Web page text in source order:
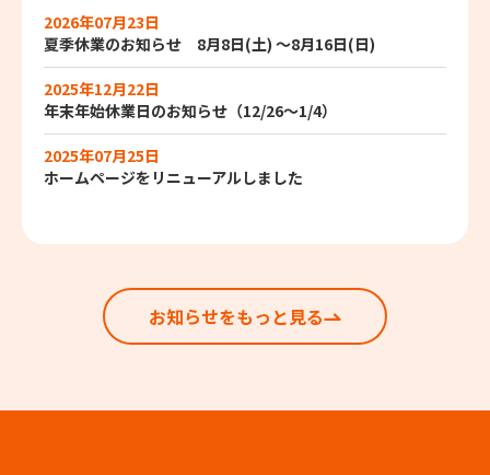
2026年07月23日
夏季休業のお知らせ 8月8日(土) ～8月16日(日)
2025年12月22日
年末年始休業日のお知らせ（12/26～1/4）
2025年07月25日
ホームページをリニューアルしました
お知らせをもっと見る